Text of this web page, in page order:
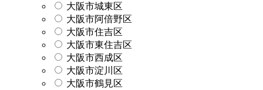
大阪市城東区
大阪市阿倍野区
大阪市住吉区
大阪市東住吉区
大阪市西成区
大阪市淀川区
大阪市鶴見区